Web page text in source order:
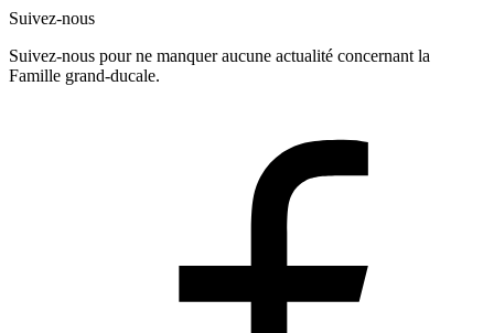
Suivez-nous
Suivez-nous pour ne manquer aucune actualité concernant la
Famille grand-ducale.